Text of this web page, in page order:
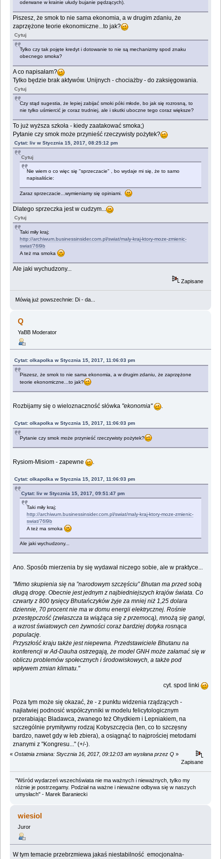
oderwane w krainie ułudy bujanie pędzących).
Piszesz, że smok to nie sama ekonomia, a w drugim zdaniu, że
zaprzężone teorie ekonomiczne...to jak?
Cytuj
Tylko czy tak pojęte kredyt i dotowanie to nie są mechanizmy spod znaku
obecnego smoka?
A co napisałam?
Tylko będzie brak aktywów. Unijnych - chociażby - do zaksięgowania.
Cytuj
Czy stąd sugestia, że lepiej zabijać smoki póki młode, bo jak się rozrosną, to
nie tylko uśmiercić je coraz trudniej, ale i skutki uboczne tego coraz większe?
To już wyższa szkoła - kiedy zaatakować smoka;)
Pytanie czy smok może przynieść rzeczywisty pożytek?
Cytat: liv w Stycznia 15, 2017, 08:25:12 pm
Cytuj
Nie wiem o co więc się "sprzeczacie" , bo wydaje mi się, że to samo
napisaliście:
Zaraz sprzeczacie...wymieniamy się opiniami.
Dlatego sprzeczka jest w cudzym...
Cytuj
Taki miły kraj;
http://archiwum.businessinsider.com.pl/swiat/maly-kraj-ktory-moze-zmienic-
swiat/76l9b
A też ma smoka
Ale jaki wychudzony...
Zapisane
Mówią już powszechnie: Di - da...
Q
YaBB Moderator
Cytat: olkapolka w Stycznia 15, 2017, 11:06:03 pm
Piszesz, że smok to nie sama ekonomia, a w drugim zdaniu, że zaprzężone
teorie ekonomiczne...to jak?
Rozbijamy się o wieloznaczność słówka "ekonomia" .
Cytat: olkapolka w Stycznia 15, 2017, 11:06:03 pm
Pytanie czy smok może przynieść rzeczywisty pożytek?
Rysiom-Misiom - zapewne .
Cytat: olkapolka w Stycznia 15, 2017, 11:06:03 pm
Cytat: liv w Stycznia 15, 2017, 09:51:47 pm
Taki miły kraj;
http://archiwum.businessinsider.com.pl/swiat/maly-kraj-ktory-moze-zmienic-
swiat/76l9b
A też ma smoka
Ale jaki wychudzony...
Ano. Sposób mierzenia by się wydawał niczego sobie, ale w praktyce...
"Mimo skupienia się na ”narodowym szczęściu” Bhutan ma przed sobą
długą drogę. Obecnie jest jednym z najbiedniejszych krajów świata. Co
czwarty z 800 tysięcy Bhutańczyków żyje za mniej niż 1,25 dolara
dziennie, 70 procent nie ma w domu energii elektrycznej. Rośnie
przestępczość (zwłaszcza ta wiążąca się z przemocą), mnożą się gangi,
a wzrost światowych cen żywności coraz bardziej dotyka rosnąca
populację.
Przyszłość kraju także jest niepewna. Przedstawiciele Bhutanu na
konferencji w Ad-Dauha ostrzegają, że model GNH może załamać się w
obliczu problemów społecznych i środowiskowych, a także pod
wpływem zmian klimatu."
cyt. spod linki
Poza tym może się okazać, że - z punktu widzenia rządzących -
najłatwiej podnosić współczynniki w modelu felicytologicznym
przerabiając Bladawca, zwanego też Ohydkiem i Lepniakiem, na
szczególnie prymitywny rodzaj Kobyszczęcia (ten, co to szczęsny
bardzo, nawet gdy w łeb zbiera), a osiągnąć to najprościej metodami
znanymi z "Kongresu..." (+/-).
« Ostatnia zmiana: Stycznia 16, 2017, 09:12:03 am wysłana przez Q »
Zapisane
"Wśród wydarzeń wszechświata nie ma ważnych i nieważnych, tylko my
różnie je postrzegamy. Podział na ważne i nieważne odbywa się w naszych
umysłach" - Marek Baraniecki
wiesiol
Juror
W tym temacie przebrzmiewa jakaś niestabilność emocjonalna-